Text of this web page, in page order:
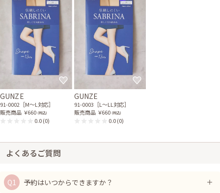
GUNZE
91-0002［M〜L対応］
販売商品 ￥660 (税込)
0.0(0)
GUNZE
91-0003［L〜LL対応］
販売商品 ￥660 (税込)
0.0(0)
よくあるご質問
予約はいつからできますか？